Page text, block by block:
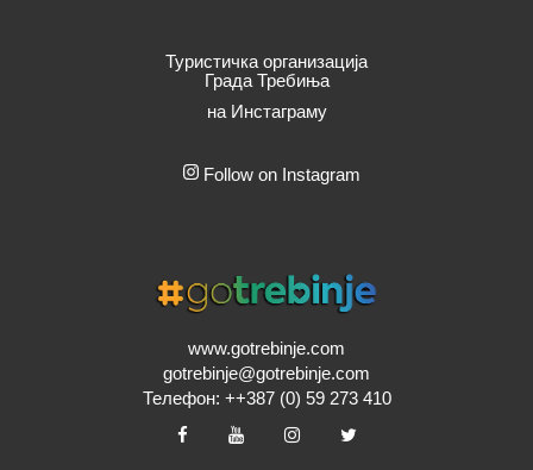
Туристичка организација
Града Требиња
на Инстаграму
Follow on Instagram
www.gotrebinje.com
gotrebinje@gotrebinje.com
Телефон: ++387 (0) 59 273 410